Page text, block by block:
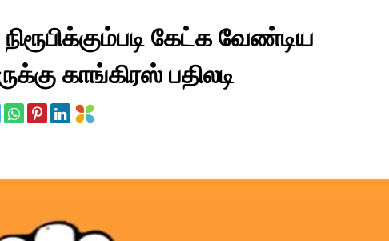
கேட்க வேண்டிய
காங்கிரஸ் பதிலடி